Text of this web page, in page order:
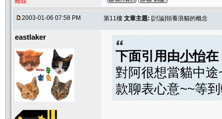
2003-01-06 07:58 PM 第11樓 文章主題: [討論]領養浪貓的概念
eastlaker
下面引用由小怡在
對阿很想當貓中
款聊表心意~~等